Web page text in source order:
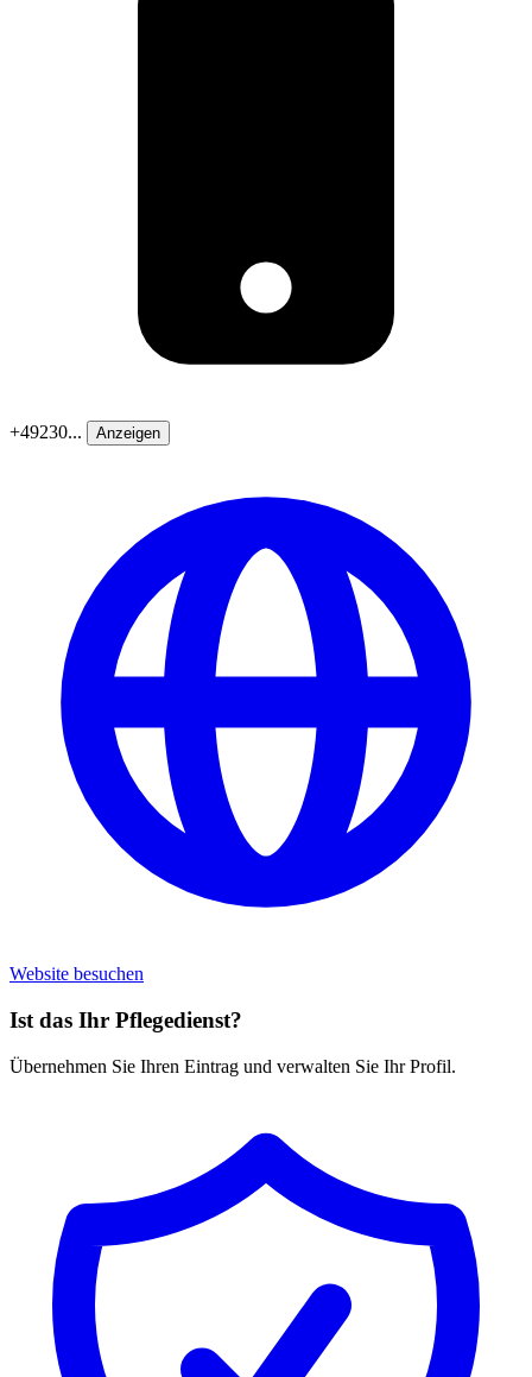
+49230... Anzeigen
Website besuchen
Ist das Ihr Pflegedienst?
Übernehmen Sie Ihren Eintrag und verwalten Sie Ihr Profil.